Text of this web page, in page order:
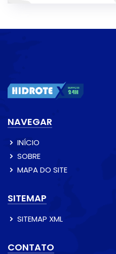
NAVEGAR
INÍCIO
SOBRE
MAPA DO SITE
SITEMAP
SITEMAP XML
CONTATO